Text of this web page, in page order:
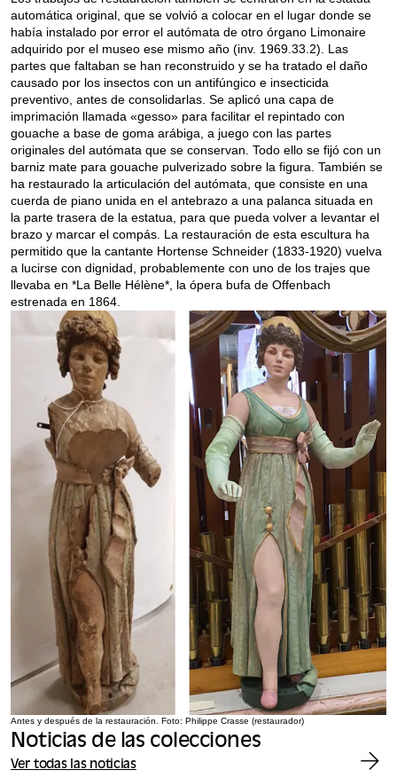
automática original, que se volvió a colocar en el lugar donde se
había instalado por error el autómata de otro órgano Limonaire
adquirido por el museo ese mismo año (inv. 1969.33.2). Las
partes que faltaban se han reconstruido y se ha tratado el daño
causado por los insectos con un antifúngico e insecticida
preventivo, antes de consolidarlas. Se aplicó una capa de
imprimación llamada «gesso» para facilitar el repintado con
gouache a base de goma arábiga, a juego con las partes
originales del autómata que se conservan. Todo ello se fijó con un
barniz mate para gouache pulverizado sobre la figura. También se
ha restaurado la articulación del autómata, que consiste en una
cuerda de piano unida en el antebrazo a una palanca situada en
la parte trasera de la estatua, para que pueda volver a levantar el
brazo y marcar el compás. La restauración de esta escultura ha
permitido que la cantante Hortense Schneider (1833-1920) vuelva
a lucirse con dignidad, probablemente con uno de los trajes que
llevaba en *La Belle Hélène*, la ópera bufa de Offenbach
estrenada en 1864.
Antes y después de la restauración. Foto: Philippe Crasse (restaurador)
Noticias de las colecciones
Ver todas las noticias